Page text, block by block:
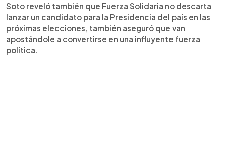
Soto reveló también que Fuerza Solidaria no descarta
lanzar un candidato para la Presidencia del país en las
próximas elecciones, también aseguró que van
apostándole a convertirse en una influyente fuerza
política.